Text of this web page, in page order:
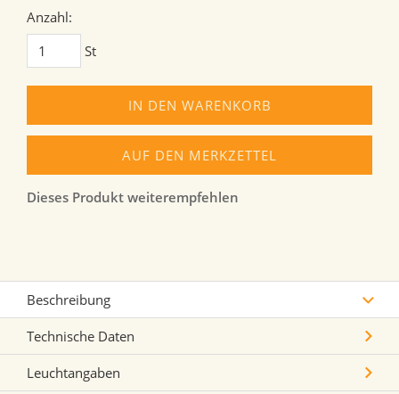
Anzahl:
St
IN DEN WARENKORB
AUF DEN MERKZETTEL
Dieses Produkt weiterempfehlen
Beschreibung
Technische Daten
Leuchtangaben